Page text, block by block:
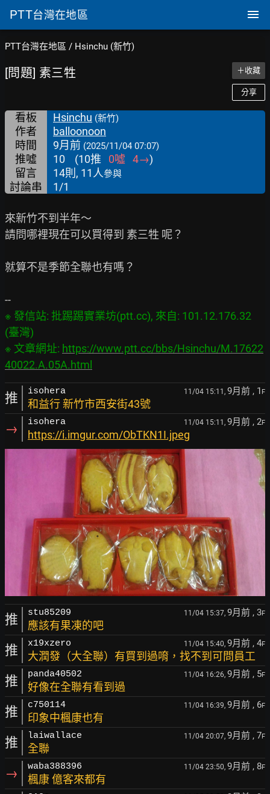
PTT台灣在地區
PTT台灣在地區 / Hsinchu (新竹)
[問題] 素三牲 ＋收藏
分享
看板 Hsinchu (新竹)
作者
balloonoon
時間
9月前 (2025/11/04 07:07)
推噓 10 (10推 0噓 4→)
留言
14則, 11人參與
討論串 1/1
來新竹不到半年～
請問哪裡現在可以買得到 素三牲 呢？
就算不是季節全聯也有嗎？
※ 發信站: 批踢踢實業坊(ptt.cc), 來自: 101.12.176.32
(臺灣)
※ 文章網址: https://www.ptt.cc/bbs/Hsinchu/M.17622
40022.A.05A.html
推 isohera 11/04 15:11, 9月前 , 1 F
和益行 新竹市西安街43號
→ isohera 11/04 15:11, 9月前 , 2F
https://i.imgur.com/ObTKN1I.jpeg
推 stu85209 11/04 15:37, 9月前 , 3F
應該有果凍的吧
推 x19xzero 11/04 15:40, 9月前 , 4F
大潤發（大全聯）有買到過唷，找不到可問員工
推 panda40502 11/04 16:26, 9月前 , 5F
好像在全聯有看到過
推 c750114 11/04 16:39, 9月前 , 6F
印象中楓康也有
推 laiwallace 11/04 20:07, 9月前 , 7F
全聯
→ waba388396 11/04 23:50, 9月前 , 8F
楓康 億客來都有